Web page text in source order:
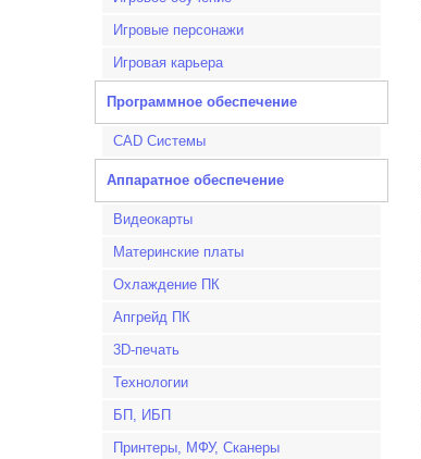
Игровые персонажи
Игровая карьера
Программное обеспечение
CAD Системы
Аппаратное обеспечение
Видеокарты
Материнские платы
Охлаждение ПК
Апгрейд ПК
3D-печать
Технологии
БП, ИБП
Принтеры, МФУ, Сканеры